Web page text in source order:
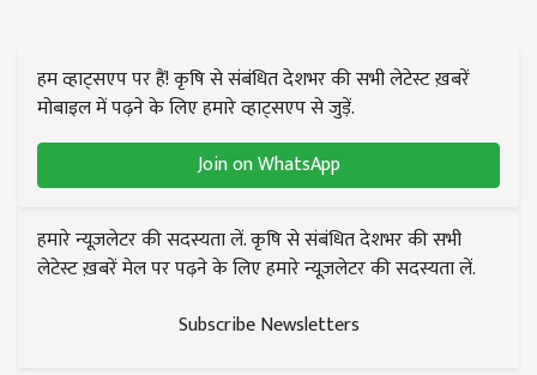
हम व्हाट्सएप पर हैं! कृषि से संबंधित देशभर की सभी लेटेस्ट ख़बरें
मोबाइल में पढ़ने के लिए हमारे व्हाट्सएप से जुड़ें.
Join on WhatsApp
हमारे न्यूज़लेटर की सदस्यता लें. कृषि से संबंधित देशभर की सभी
लेटेस्ट ख़बरें मेल पर पढ़ने के लिए हमारे न्यूज़लेटर की सदस्यता लें.
Subscribe Newsletters